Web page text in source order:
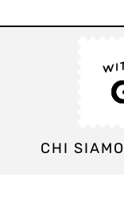
CHI SIAMO